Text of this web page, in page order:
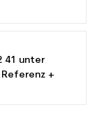
41 unter
+